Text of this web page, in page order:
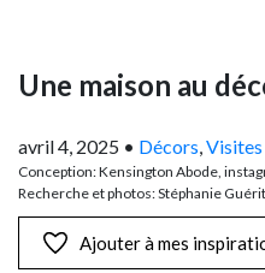
Une maison au
avril 4, 2025 • Décors,Visites
Conception: Kensington Abode,
Recherche et photos: Stéphanie
Ajouter à mes